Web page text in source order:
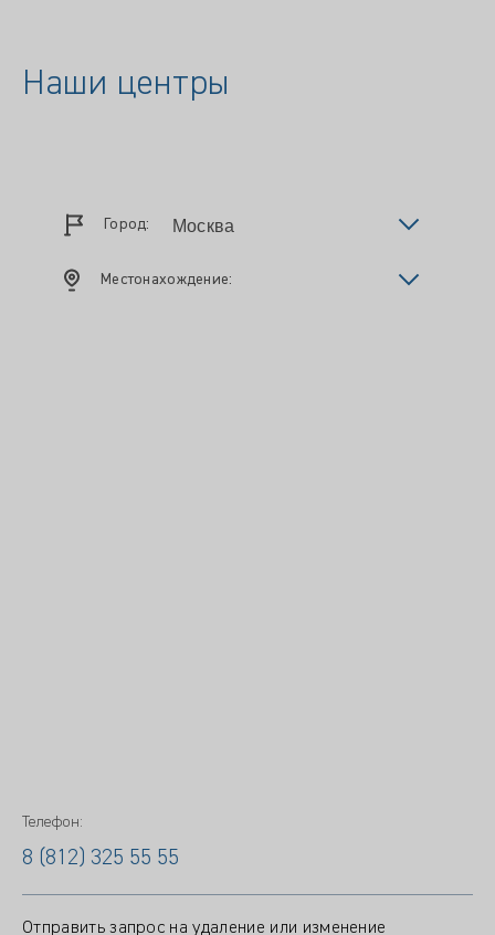
Наши центры
Город:
Местонахождение:
Телефон:
8 (812) 325 55 55
Отправить запрос на удаление или изменение